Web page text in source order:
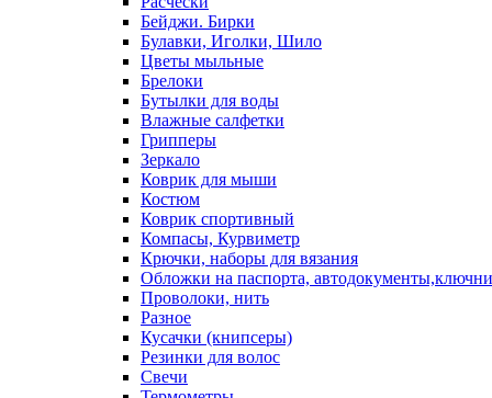
Бейджи. Бирки
Булавки, Иголки, Шило
Цветы мыльные
Брелоки
Бутылки для воды
Влажные салфетки
Грипперы
Зеркало
Коврик для мыши
Костюм
Коврик спортивный
Компасы, Курвиметр
Крючки, наборы для вязания
Обложки на паспорта,
Проволоки, нить
Разное
Кусачки (книпсеры)
Резинки для волос
Свечи